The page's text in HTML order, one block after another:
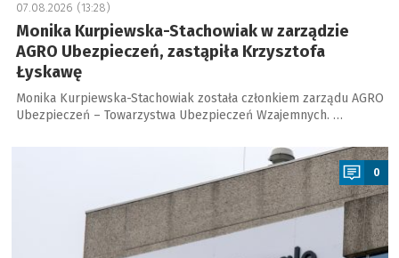
07.08.2026 (13:28)
Monika Kurpiewska-Stachowiak w zarządzie
AGRO Ubezpieczeń, zastąpiła Krzysztofa
Łyskawę
Monika Kurpiewska-Stachowiak została członkiem zarządu AGRO
Ubezpieczeń – Towarzystwa Ubezpieczeń Wzajemnych. …
0